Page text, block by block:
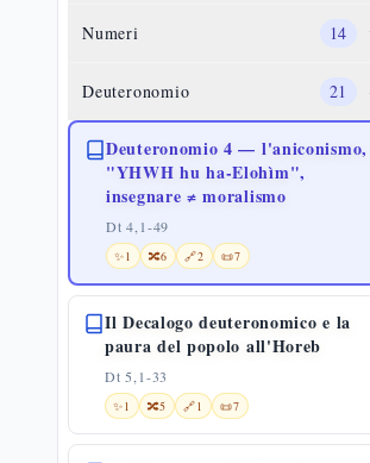
Numeri 14
Deuteronomio 21
Deuteronomio 4 — l'aniconismo,
"YHWH hu ha-Elohìm",
insegnare ≠ moralismo
Dt 4,1-49
✨1 🔀6 🔗2 📜7
Il Decalogo deuteronomico e la
paura del popolo all'Horeb
Dt 5,1-33
✨1 🔀5 🔗1 📜7